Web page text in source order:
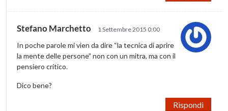
Stefano Marchetto 1 Settembre 2015 0:00
In poche parole mi vien da dire “la tecnica di aprire
la mente delle persone” non con un mitra, ma con il
pensiero critico.
Dico bene?
Rispondi